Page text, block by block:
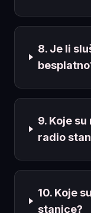
8. Je li
9. Koje
radio
10. Koje
stanice?